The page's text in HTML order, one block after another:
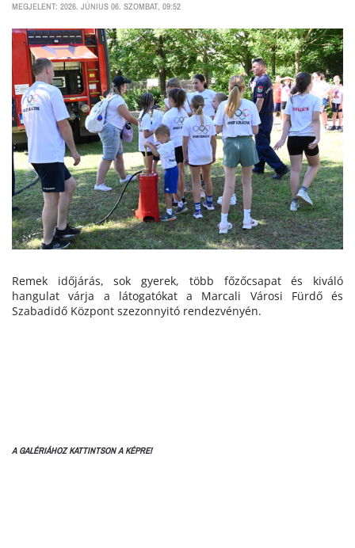
MEGJELENT: 2026. JÚNIUS 06. SZOMBAT, 09:52
Remek időjárás, sok gyerek, több főzőcsapat és kiváló
hangulat várja a látogatókat a Marcali Városi Fürdő és
Szabadidő Központ szezonnyitó rendezvényén.
A GALÉRIÁHOZ KATTINTSON A KÉPRE!